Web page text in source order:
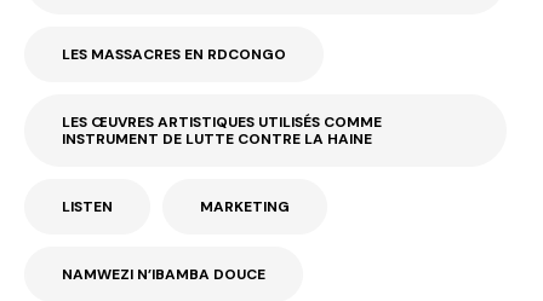
LES MASSACRES EN RDCONGO
LES ŒUVRES ARTISTIQUES UTILISÉS COMME
INSTRUMENT DE LUTTE CONTRE LA HAINE
LISTEN MARKETING
NAMWEZI N’IBAMBA DOUCE